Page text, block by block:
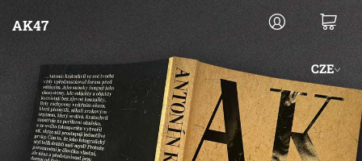
AK47
CZE